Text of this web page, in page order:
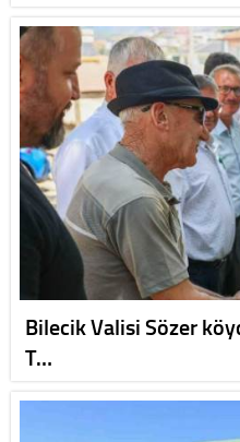
Bilecik Valisi Sözer
T…